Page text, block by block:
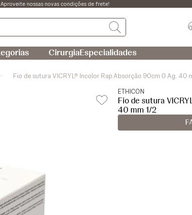
Aproveite nossas novas condições de frete!
CirurgiaEspecialidades
Fio de sutura VICRYL® Incolor Rap.Absorção 90cm 0 Ag. 40
ETHICON
Fio de sutura
40 mm 1/2